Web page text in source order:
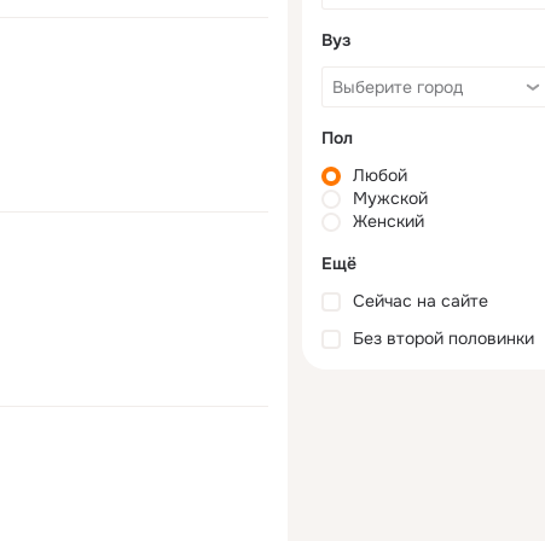
Вуз
Пол
Любой
Мужской
Женский
Ещё
Сейчас на сайте
Без второй половинки